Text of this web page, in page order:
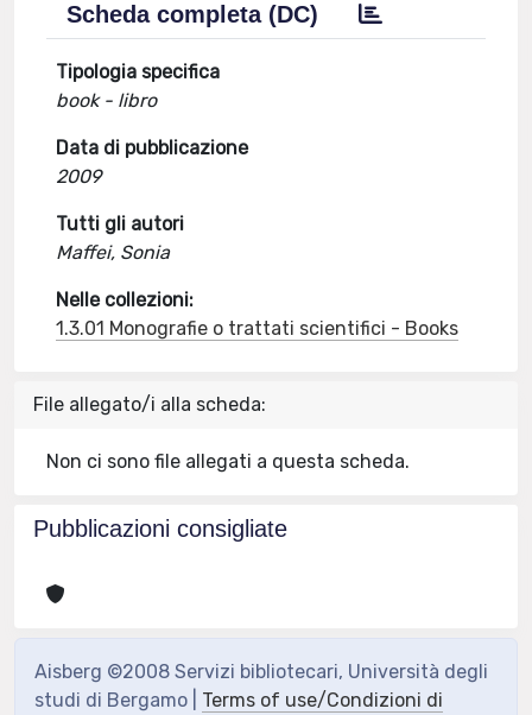
Scheda completa (DC)
Tipologia specifica
book - libro
Data di pubblicazione
2009
Tutti gli autori
Maffei, Sonia
Nelle collezioni:
1.3.01 Monografie o trattati scientifici - Books
File allegato/i alla scheda:
Non ci sono file allegati a questa scheda.
Pubblicazioni consigliate
Aisberg ©2008 Servizi bibliotecari, Università degli
studi di Bergamo | Terms of use/Condizioni di